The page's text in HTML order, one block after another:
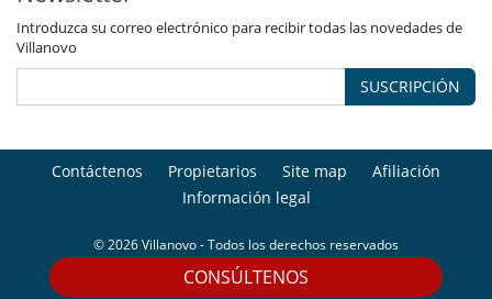
CONSÚLTENOS
Introduzca su correo electrónico para recibir todas las novedades de
Villanovo
SUSCRIPCIÓN
Contáctenos Propietarios Site map
Afiliación
Información legal
© 2026 Villanovo - Todos los derechos reservados